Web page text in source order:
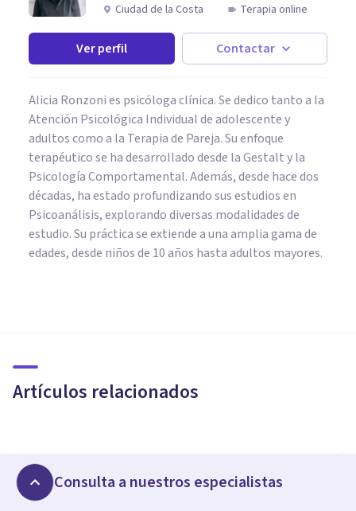
Ciudad de la Costa Terapia online
Ver perfil Contactar
Alicia Ronzoni es psicóloga clínica. Se dedico tanto a la
Atención Psicológica Individual de adolescente y
adultos como a la Terapia de Pareja. Su enfoque
terapéutico se ha desarrollado desde la Gestalt y la
Psicología Comportamental. Además, desde hace dos
décadas, ha estado profundizando sus estudios en
Psicoanálisis, explorando diversas modalidades de
estudio. Su práctica se extiende a una amplia gama de
edades, desde niños de 10 años hasta adultos mayores.
Artículos relacionados
los problemas de pareja?
PAREJA
Cómo volver a sentir amor por tu pareja como el
primer día
Consulta a nuestros especialistas